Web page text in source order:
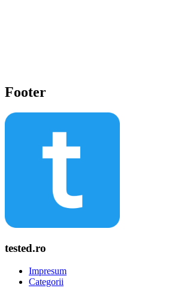
Footer
tested.ro
Impresum
Categorii